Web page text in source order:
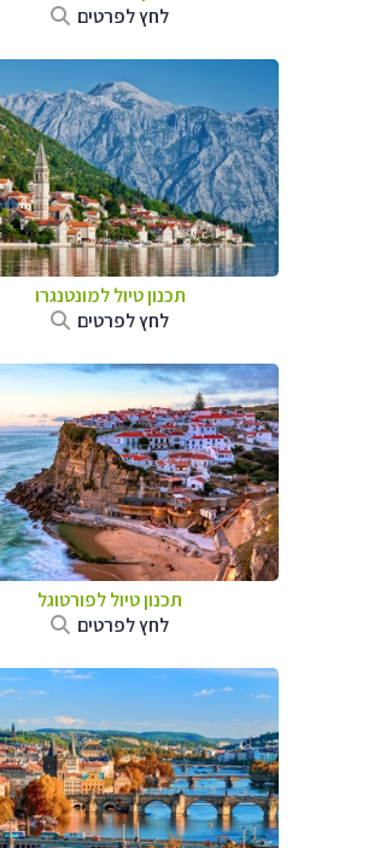
לחץ לפרטים
תכנון טיול למונטנגרו
לחץ לפרטים
תכנון טיול לפורטוגל
לחץ לפרטים